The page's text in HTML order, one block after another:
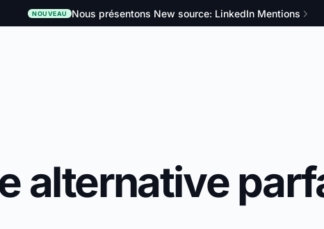
NOUVEAU Nous présentons New source: LinkedIn Mentions
alternative